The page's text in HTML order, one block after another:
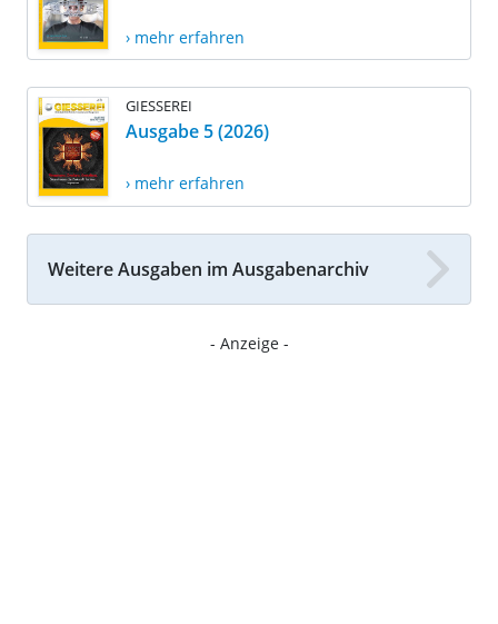
› mehr erfahren
GIESSEREI
Ausgabe 5 (2026)
› mehr erfahren
Weitere Ausgaben im Ausgabenarchiv
- Anzeige -